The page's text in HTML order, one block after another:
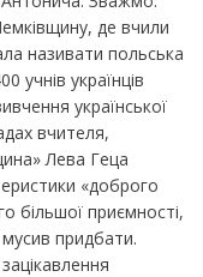
де вчили
називати польська
учнів українців
української
вчителя,
Лева Геца
«доброго
більшої приємності,
придбати.